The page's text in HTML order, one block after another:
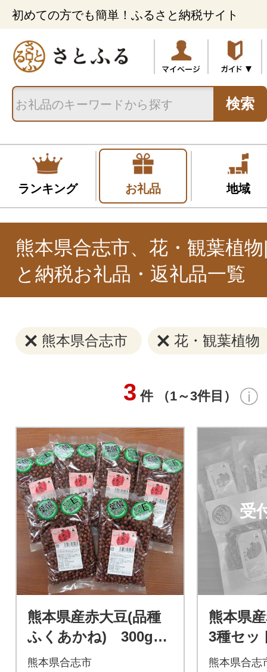
初めての方でも簡単！ふるさと納税サイト
検索
ランキング お礼品 地域
熊本県合志市、花・観葉植
と納税お礼品・返礼品一覧
熊本県合志市 花・観葉植物
3 件 （1～3件目）
熊本県産赤大豆(品種
ふくあかね) 300g×6
袋
熊本県合志市
受
熊本県
3種セッ
カオ、
熊本県合志